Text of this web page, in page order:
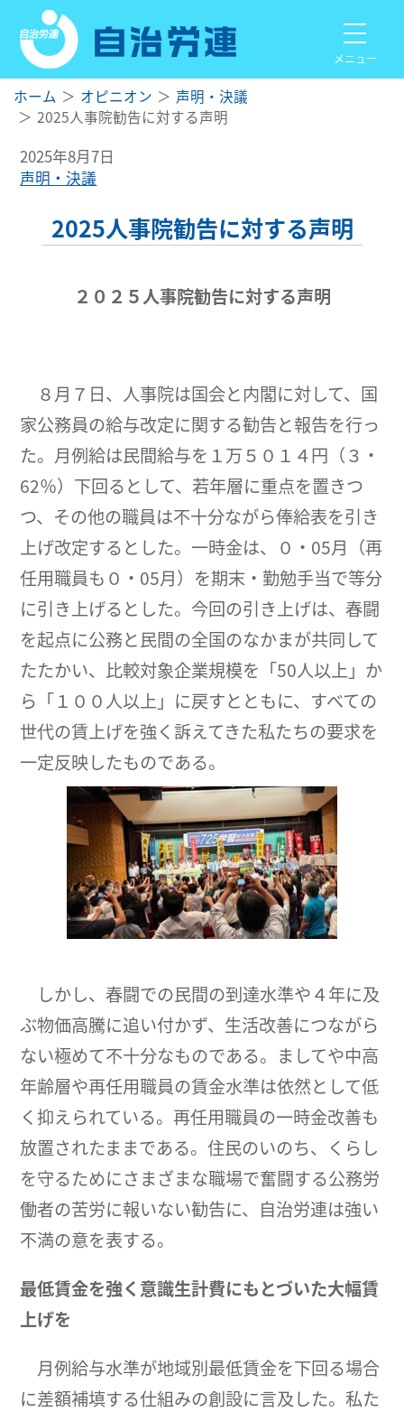
メニュー
ホーム オピニオン
声明・決議
2025人事院勧告に対する声明
2025年8月7日
声明・決議
2025人事院勧告に対する声明
２０２５人事院勧告に対する声明
８月７日、人事院は国会と内閣に対して、国
家公務員の給与改定に関する勧告と報告を行っ
た。月例給は民間給与を１万５０１４円（３・
62％）下回るとして、若年層に重点を置きつ
つ、その他の職員は不十分ながら俸給表を引き
上げ改定するとした。一時金は、０・05月（再
任用職員も０・05月）を期末・勤勉手当で等分
に引き上げるとした。今回の引き上げは、春闘
を起点に公務と民間の全国のなかまが共同して
たたかい、比較対象企業規模を「50人以上」か
ら「１００人以上」に戻すとともに、すべての
世代の賃上げを強く訴えてきた私たちの要求を
一定反映したものである。
しかし、春闘での民間の到達水準や４年に及
ぶ物価高騰に追い付かず、生活改善につながら
ない極めて不十分なものである。ましてや中高
年齢層や再任用職員の賃金水準は依然として低
く抑えられている。再任用職員の一時金改善も
放置されたままである。住民のいのち、くらし
を守るためにさまざまな職場で奮闘する公務労
働者の苦労に報いない勧告に、自治労連は強い
不満の意を表する。
最低賃金を強く意識生計費にもとづいた大幅賃
上げを
月例給与水準が地域別最低賃金を下回る場合
に差額補填する仕組みの創設に言及した。私た